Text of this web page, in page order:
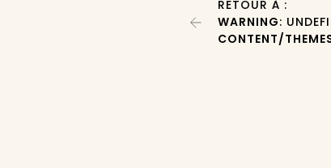
RETOUR À :
WARNING:
CONTENT/